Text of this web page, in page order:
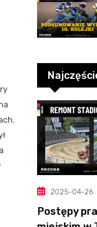
2025-04-26
Postępy